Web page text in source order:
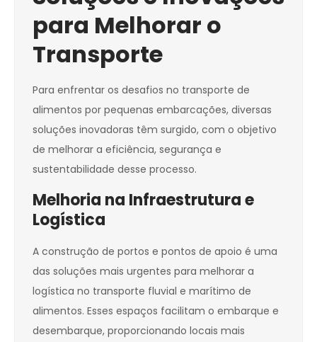
para Melhorar o
Transporte
Para enfrentar os desafios no transporte de
alimentos por pequenas embarcações, diversas
soluções inovadoras têm surgido, com o objetivo
de melhorar a eficiência, segurança e
sustentabilidade desse processo.
Melhoria na Infraestrutura e
Logística
A construção de portos e pontos de apoio é uma
das soluções mais urgentes para melhorar a
logística no transporte fluvial e marítimo de
alimentos. Esses espaços facilitam o embarque e
desembarque, proporcionando locais mais